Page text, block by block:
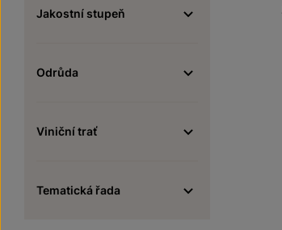
Jakostní stupeň
Odrůda
Viniční trať
Tematická řada